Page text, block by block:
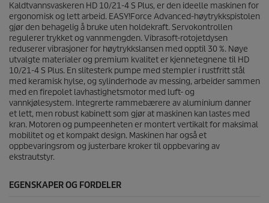
e
Kaldtvannsvaskeren HD 10/21-4 S Plus, er den ideelle maskinen for
ergonomisk og lett arbeid. EASY!Force Advanced-høytrykkspistolen
gjør den behagelig å bruke uten holdekraft. Servokontrollen
regulerer trykket og vannmengden. Vibrasoft-rotojetdysen
reduserer vibrasjoner for høytrykkslansen med opptil 30 %. Nøye
utvalgte materialer og premium kvalitet er kjennetegnene til HD
10/21-4 S Plus. En slitesterk pumpe med stempler i rustfritt stål
med keramisk hylse, og sylinderhode av messing, arbeider sammen
med en firepolet lavhastighetsmotor med luft- og
vannkjølesystem. Integrerte rammebærere av aluminium danner
et lett, men robust kabinett som gjør at maskinen kan lastes med
kran. Motoren og pumpeenheten er montert vertikalt for maksimal
mobilitet og et kompakt design. Maskinen har også et
oppbevaringsrom og justerbare kroker til oppbevaring av
ekstrautstyr.
EGENSKAPER OG FORDELER